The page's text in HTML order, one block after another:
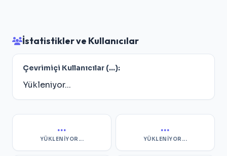
İstatistikler ve Kullanıcılar
Çevrimiçi Kullanıcılar (...):
Yükleniyor...
...
YÜKLENIYOR...
...
YÜKLENIYOR...